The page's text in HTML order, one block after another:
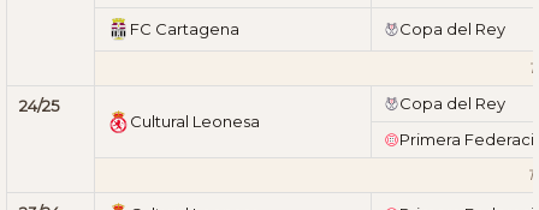
FC Cartagena Copa del Rey
24/25
Cultural Leonesa
Copa del Rey
Primera